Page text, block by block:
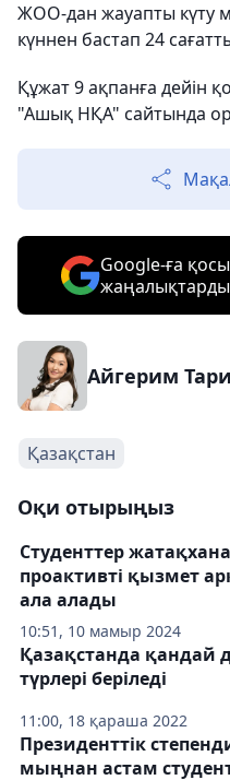
ЖОО-дан жауапты күту
күннен бастап 24
Құжат 9 ақпанға дейін
"Ашық НҚА" сайтында
Google-ға
Айгерим
Қазақстан
Оқи отырыңыз
10:51, 10 мамыр 2024
Студенттер
проактивті қызмет
ала алады
11:00, 18 қараша 2022
Қазақстанда қандай
түрлері беріледі
Президенттік
мыңнан астам